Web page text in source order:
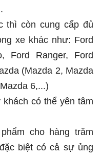
thì còn cung cấp đủ
xe khác như: Ford
Ford Ranger, Ford
(Mazda 2, Mazda
6,...)
có thể yên tâm
cho hàng trăm
biệt có cả sự ủng